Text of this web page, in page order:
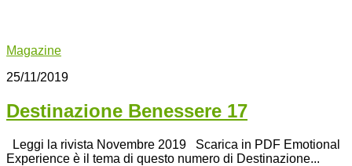
Magazine
25/11/2019
Destinazione Benessere 17
Leggi la rivista Novembre 2019 Scarica in PDF Emotional
Experience è il tema di questo numero di Destinazione...